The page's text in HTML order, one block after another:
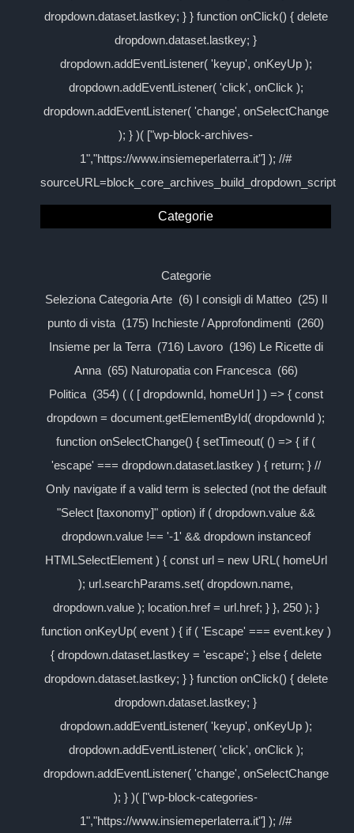
dropdown.dataset.lastkey; } } function onClick() { delete
dropdown.dataset.lastkey; }
dropdown.addEventListener( 'keyup', onKeyUp );
dropdown.addEventListener( 'click', onClick );
dropdown.addEventListener( 'change', onSelectChange
); } )( ["wp-block-archives-
1","https://www.insiemeperlaterra.it"] ); //#
sourceURL=block_core_archives_build_dropdown_script
Categorie
Categorie
Seleziona Categoria Arte (6) I consigli di Matteo (25) Il
punto di vista (175) Inchieste / Approfondimenti (260)
Insieme per la Terra (716) Lavoro (196) Le Ricette di
Anna (65) Naturopatia con Francesca (66)
Politica (354) ( ( [ dropdownId, homeUrl ] ) => { const
dropdown = document.getElementById( dropdownId );
function onSelectChange() { setTimeout( () => { if (
'escape' === dropdown.dataset.lastkey ) { return; } //
Only navigate if a valid term is selected (not the default
"Select [taxonomy]" option) if ( dropdown.value &&
dropdown.value !== '-1' && dropdown instanceof
HTMLSelectElement ) { const url = new URL( homeUrl
); url.searchParams.set( dropdown.name,
dropdown.value ); location.href = url.href; } }, 250 ); }
function onKeyUp( event ) { if ( 'Escape' === event.key )
{ dropdown.dataset.lastkey = 'escape'; } else { delete
dropdown.dataset.lastkey; } } function onClick() { delete
dropdown.dataset.lastkey; }
dropdown.addEventListener( 'keyup', onKeyUp );
dropdown.addEventListener( 'click', onClick );
dropdown.addEventListener( 'change', onSelectChange
); } )( ["wp-block-categories-
1","https://www.insiemeperlaterra.it"] ); //#